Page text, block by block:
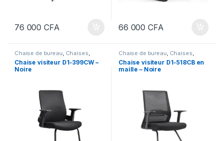
76 000CFA 66 000CFA
Chaise de bureau, Chaises,
Meubles Meubles et Décoration
Mobilier de bureau
Chaise visiteur D1-399CW –
Noire
Chaise de bureau, Chaises,
Meubles Meubles et Décoration
Mobilier de bureau
Chaise visiteur D1-518CB en
maille – Noire